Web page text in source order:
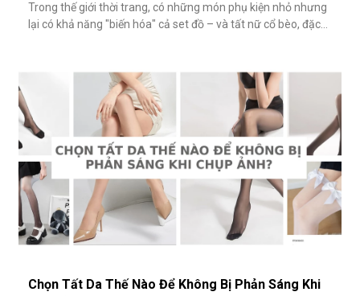
Trong thế giới thời trang, có những món phụ kiện nhỏ nhưng
lại có khả năng "biến hóa" cả set đồ – và tất nữ cổ bèo, đặc
mác "sến súa" nếu không phối đúng cách. Vậy làm sao để
Chọn Tất Da Thế Nào Để Không Bị Phản Sáng Khi